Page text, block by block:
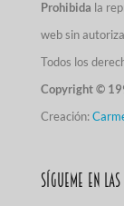
Prohibida la
web sin
Todos los
Copyright ©
Creación:
Sígueme en